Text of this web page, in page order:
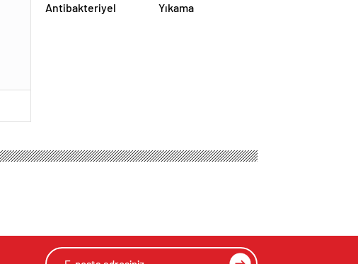
Antibakteriyel
Yıkama